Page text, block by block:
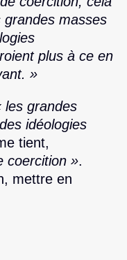
grandes masses
plus à ce en
»
les grandes
idéologies
tient,
coercition ».
mettre en